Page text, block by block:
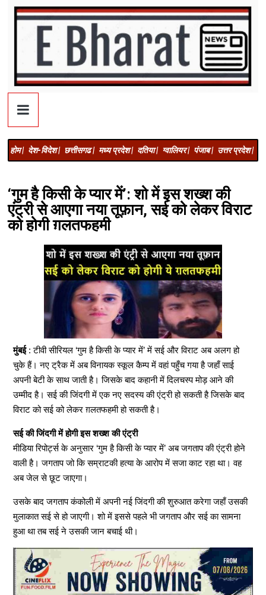
होम | देश-विदेश | छत्तीसगढ | मध्य प्रदेश | दतिया | ग्वालियर | पंजाब | उत्तर प्रदेश |
‘गुम है किसी के प्यार में’: शो में इस शख्श की
एंट्री से आएगा नया तूफ़ान, सई को लेकर विराट
को होगी ग़लतफहमी
मुंबई: टीवी सीरियल ‘गुम है किसी के प्यार में’ में सई और विराट अब अलग हो
चुके हैं। नए ट्रैक में अब विनायक स्कूल कैम्प में वहां पहुँच गया है जहाँ साई
अपनी बेटी के साथ जाती है। जिसके बाद कहानी में दिलचस्प मोड़ आने की
उम्मीद है। सई की जिंदगी में एक नए सदस्य की एंट्री हो सकती है जिसके बाद
विराट को सई को लेकर ग़लतफहमी हो सकती है।
सई की जिंदगी में होगी इस शख्श की एंट्री
मीडिया रिपोर्ट्स के अनुसार ‘गुम है किसी के प्यार में’ अब जगताप की एंट्री होने
वाली है। जगताप जो कि सम्राटकी हत्या के आरोप में सजा काट रहा था। वह
अब जेल से छूट जाएगा।
उसके बाद जगताप कंकोली में अपनी नई जिंदगी की शुरुआत करेगा जहाँ उसकी
मुलाकात सई से हो जाएगी। शो में इससे पहले भी जगताप और सई का सामना
हुआ था तब सई ने उसकी जान बचाई थी।